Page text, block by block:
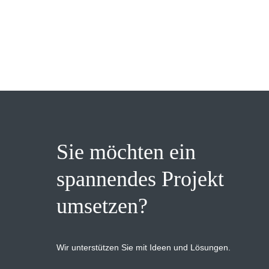
Sie möchten ein
spannendes Projekt
umsetzen?
Wir unterstützen Sie mit Ideen und Lösungen.